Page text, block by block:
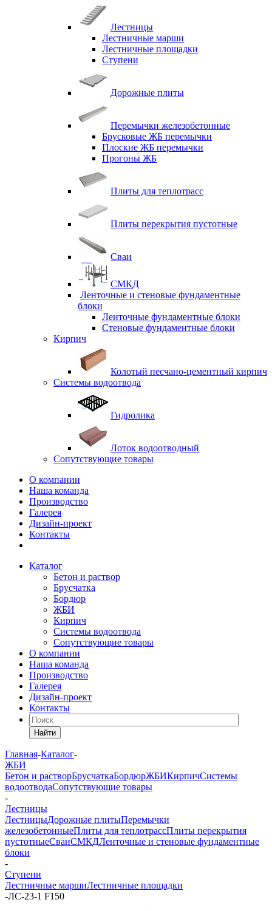
Лестницы
Лестничные марши
Лестничные площадки
Ступени
Дорожные плиты
Перемычки железобетонные
Брусковые ЖБ перемычки
Плоские ЖБ перемычки
Прогоны ЖБ
Плиты для теплотрасс
Плиты перекрытия пустотные
Сваи
СМКД
Ленточные и стеновые фундаментные
блоки
Ленточные фундаментные блоки
Стеновые фундаментные блоки
Кирпич
Колотый песчано-цементный кирпич
Системы водоотвода
Гидролика
Лоток водоотводный
Сопутствующие товары
О компании
Наша команда
Производство
Галерея
Дизайн-проект
Контакты
Каталог
Бетон и раствор
Брусчатка
Бордюр
ЖБИ
Кирпич
Системы водоотвода
Сопутствующие товары
О компании
Наша команда
Производство
Галерея
Дизайн-проект
Контакты
Найти
Главная-Каталог-
ЖБИ
Бетон и растворБрусчаткаБордюрЖБИКирпичСистемы
водоотводаСопутствующие товары
-
Лестницы
ЛестницыДорожные плитыПеремычки
железобетонныеПлиты для теплотрассПлиты перекрытия
пустотныеСваиСМКДЛенточные и стеновые фундаментные
блоки
-
Ступени
Лестничные маршиЛестничные площадки
-ЛС-23-1 F150